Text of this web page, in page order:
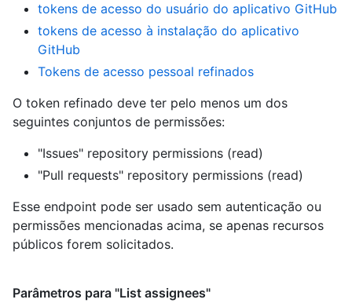
tokens de acesso do usuário do aplicativo GitHub
tokens de acesso à instalação do aplicativo
GitHub
Tokens de acesso pessoal refinados
O token refinado deve ter pelo menos um dos
seguintes conjuntos de permissões:
"Issues" repository permissions (read)
"Pull requests" repository permissions (read)
Esse endpoint pode ser usado sem autenticação ou
permissões mencionadas acima, se apenas recursos
públicos forem solicitados.
Parâmetros para "List assignees"